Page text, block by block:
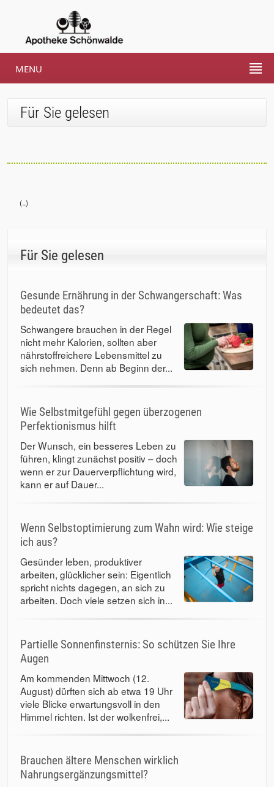
MENU
Für Sie gelesen
(..)
Für Sie gelesen
Gesunde Ernährung in der Schwangerschaft: Was
bedeutet das?
Schwangere brauchen in der Regel
nicht mehr Kalorien, sollten aber
nährstoffreichere Lebensmittel zu
sich nehmen. Denn ab Beginn der...
Wie Selbstmitgefühl gegen überzogenen
Perfektionismus hilft
Der Wunsch, ein besseres Leben zu
führen, klingt zunächst positiv – doch
wenn er zur Dauerverpflichtung wird,
kann er auf Dauer...
Wenn Selbstoptimierung zum Wahn wird: Wie steige
ich aus?
Gesünder leben, produktiver
arbeiten, glücklicher sein: Eigentlich
spricht nichts dagegen, an sich zu
arbeiten. Doch viele setzen sich in...
Partielle Sonnenfinsternis: So schützen Sie Ihre
Augen
Am kommenden Mittwoch (12.
August) dürften sich ab etwa 19 Uhr
viele Blicke erwartungsvoll in den
Himmel richten. Ist der wolkenfrei,...
Brauchen ältere Menschen wirklich
Nahrungsergänzungsmittel?